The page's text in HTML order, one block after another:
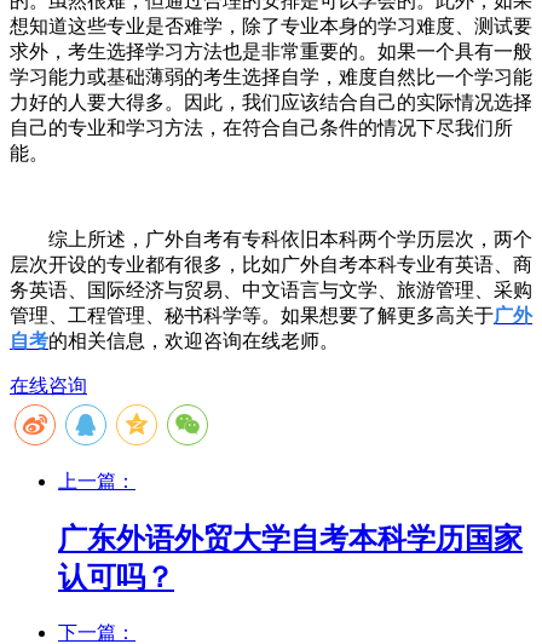
想知道这些专业是否难学，除了专业本身的学习难度、测试要
求外，考生选择学习方法也是非常重要的。如果一个具有一般
学习能力或基础薄弱的考生选择自学，难度自然比一个学习能
力好的人要大得多。因此，我们应该结合自己的实际情况选择
自己的专业和学习方法，在符合自己条件的情况下尽我们所
能。
综上所述，广外自考有专科依旧本科两个学历层次，两个
层次开设的专业都有很多，比如广外自考本科专业有英语、商
务英语、国际经济与贸易、中文语言与文学、旅游管理、采购
管理、工程管理、秘书科学等。如果想要了解更多高关于广外
自考的相关信息，欢迎咨询在线老师。
在线咨询
上一篇：
广东外语外贸大学自考本科学历国家
认可吗？
下一篇：